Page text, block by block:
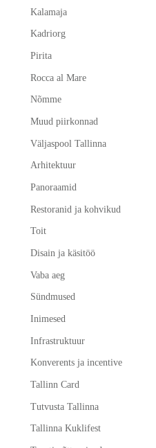
Kalamaja
Kadriorg
Pirita
Rocca al Mare
Nõmme
Muud piirkonnad
Väljaspool Tallinna
Arhitektuur
Panoraamid
Restoranid ja kohvikud
Toit
Disain ja käsitöö
Vaba aeg
Sündmused
Inimesed
Infrastruktuur
Konverents ja incentive
Tallinn Card
Tutvusta Tallinna
Tallinna Kuklifest